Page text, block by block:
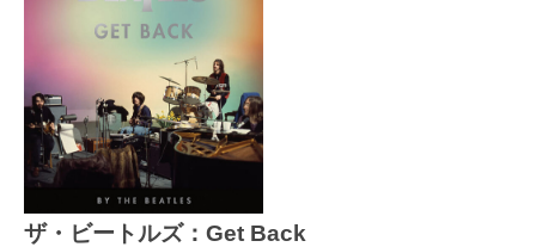
ザ・ビートルズ：Get Back